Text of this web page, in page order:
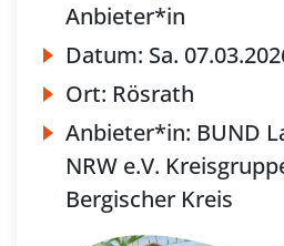
Anbieter*in
Datum: Sa.
Ort: Rösrath
Anbieter*in: BUND
NRW e.V.
Bergischer Kreis